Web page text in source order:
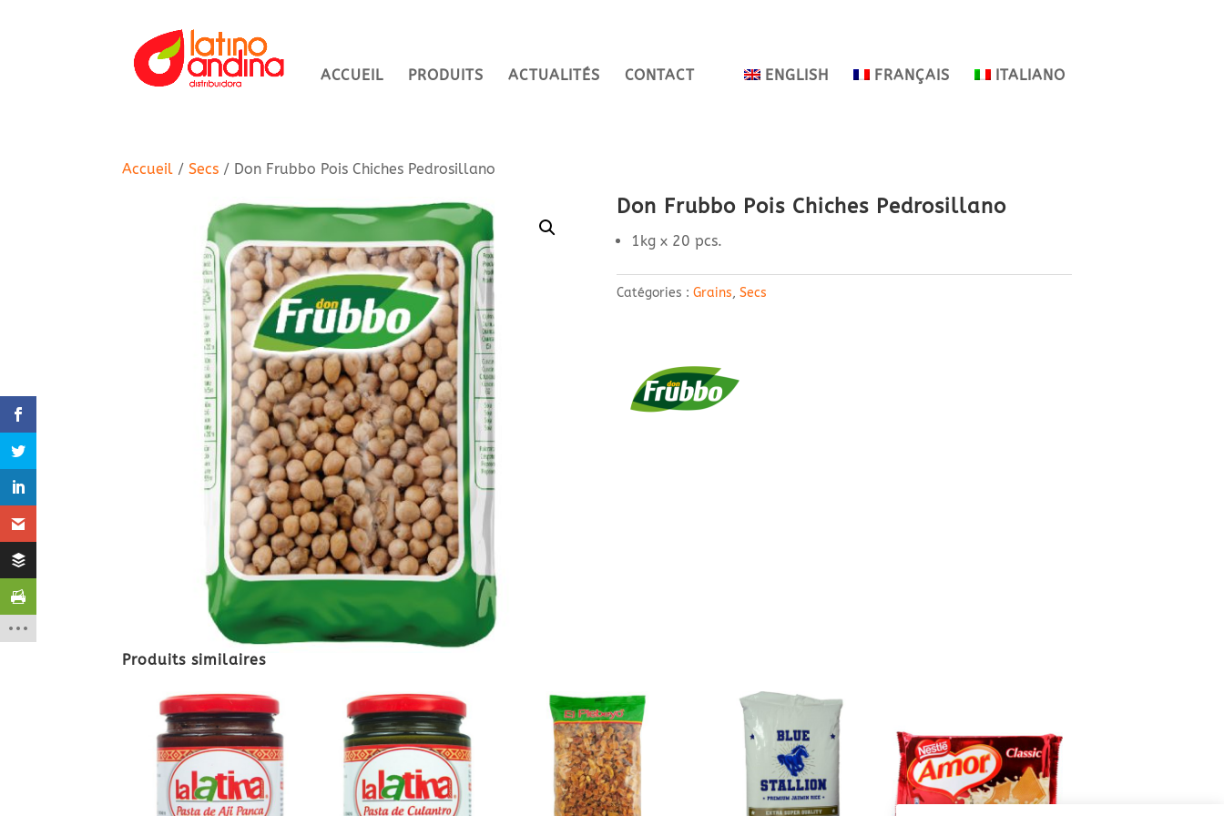
ACCUEIL PRODUITS ACTUALITÉS CONTACT ENGLISH FRANÇAIS ITALIANO
Accueil /Secs / Don Frubbo Pois Chiches Pedrosillano
Don Frubbo Pois Chiches Pedrosillano
1kg x 20 pcs.
Catégories : Grains, Secs
Produits similaires